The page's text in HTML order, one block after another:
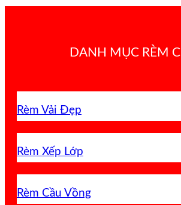
DANH MỤC RÈM
Rèm Vải Đẹp
Rèm Xếp Lớp
Rèm Cầu Vồng